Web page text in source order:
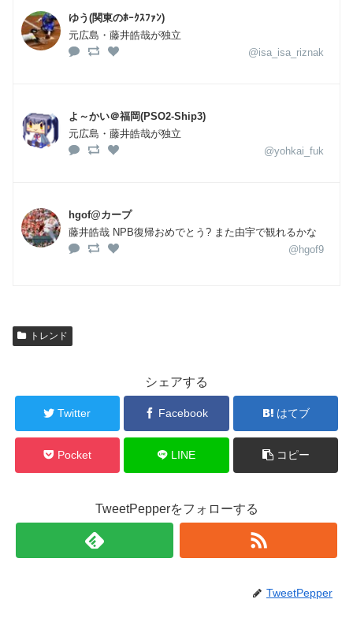
ゆう(関東のﾎｰｸｽﾌｧﾝ)
元広島・藤井皓哉が独立
@isa_isa_riznak
よ～かい＠福岡(PSO2-Ship3)
元広島・藤井皓哉が独立
@yohkai_fuk
hgof@カープ
藤井皓哉 NPB復帰おめでとう? また由宇で観れるかな
@hgof9
トレンド
シェアする
Twitter Facebook はてブ
Pocket LINE コピー
TweetPepperをフォローする
TweetPepper